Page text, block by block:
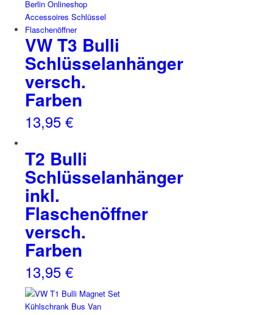
VW T3 Bulli
Schlüsselanhänger
versch.
Farben
13,95 €
T2 Bulli
Schlüsselanhänger
inkl.
Flaschenöffner
versch.
Farben
13,95 €